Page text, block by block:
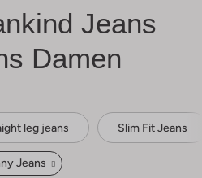
Jeans
Damen
leg jeans Slim Fit Jeans
Jeans